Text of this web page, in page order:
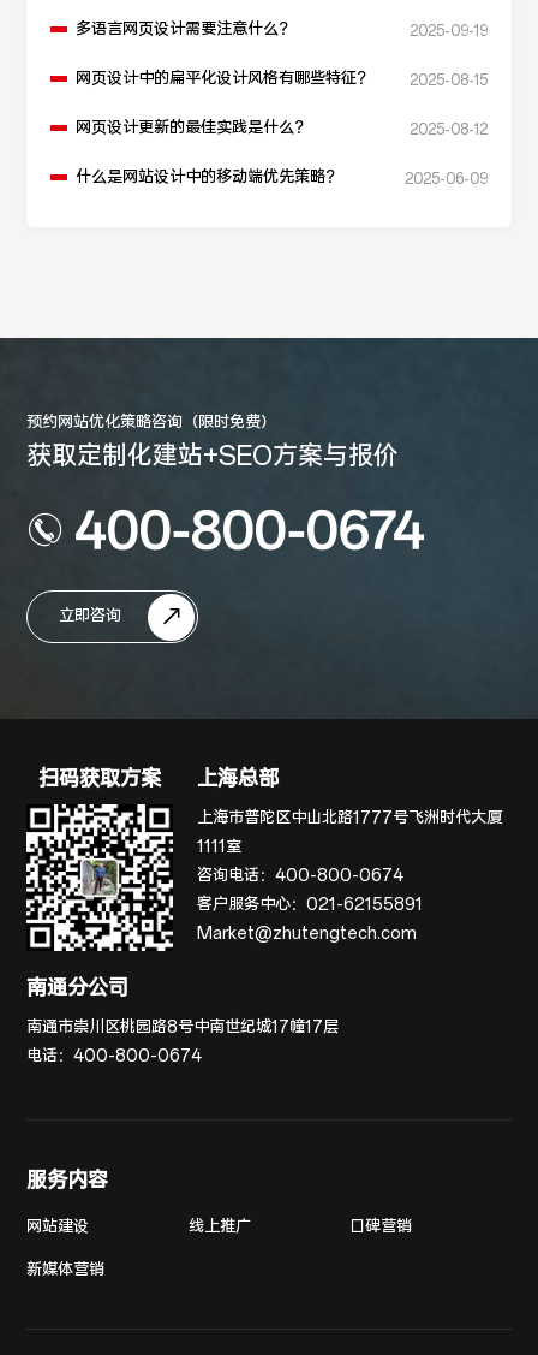
多语言网页设计需要注意什么？ 2025-09-19
网页设计中的扁平化设计风格有哪些特征？ 2025-08-15
网页设计更新的最佳实践是什么？ 2025-08-12
什么是网站设计中的移动端优先策略？ 2025-06-09
预约网站优化策略咨询（限时免费）
获取定制化建站+SEO方案与报价
400-800-0674
立即咨询
扫码获取方案 上海总部
上海市普陀区中山北路1777号飞洲时代大厦
1111室
咨询电话：400-800-0674
客户服务中心：021-62155891
Market@zhutengtech.com
南通分公司
南通市崇川区桃园路8号中南世纪城17幢17层
电话：400-800-0674
服务内容
网站建设 线上推广 口碑营销
新媒体营销